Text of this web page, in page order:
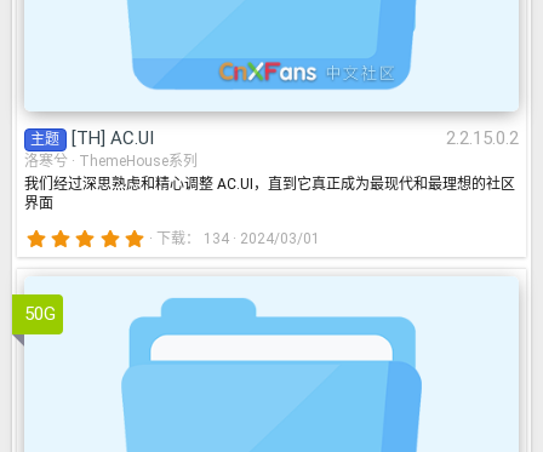
主题 [TH] AC.UI 2.2.15.0.2
洛寒兮
ThemeHouse系列
我们经过深思熟虑和精心调整 AC.UI，直到它真正成为最现代和最理想的社区
界面
5
.
0
星
下载 134 2024/03/01
50G IO Dark 2.2.13.0.2